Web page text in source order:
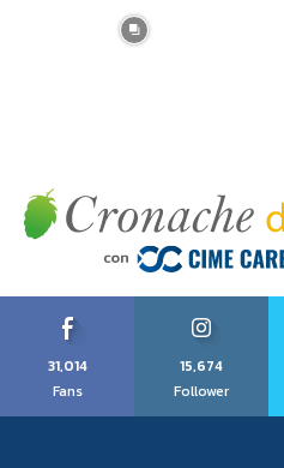
31,014
Fans
15,674
Follower